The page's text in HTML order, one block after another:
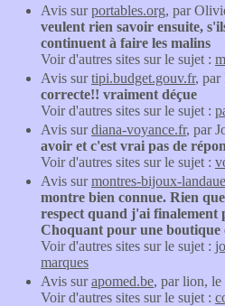
Avis surportables.org, par
veulent rien savoir ensuite,
continuent à faire les malins
Voir d'autres sites sur le sujet :
Avis surtipi.budget.gouv.fr, par
correcte!! vraiment déçue
Voir d'autres sites sur le sujet :
Avis surdiana-voyance.fr, par
avoir et c'est vrai pas de
Voir d'autres sites sur le sujet :
Avis surmontres-bijoux-
montre bien connue. Rien
respect quand j'ai finalement
Choquant pour une boutique
Voir d'autres sites sur le sujet :
marques
Avis surapomed.be, par lion,
Voir d'autres sites sur le sujet :